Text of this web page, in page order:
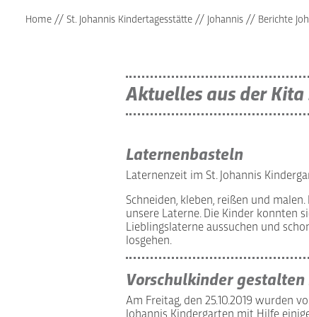
Home// St. Johannis Kindertagesstätte// Johannis// Berichte
Aktuelles aus der Kita
Laternenbasteln
Laternenzeit im St. Johannis
Schneiden, kleben, reißen und
unsere Laterne. Die Kinder konnten
Lieblingslaterne aussuchen und
losgehen.
Vorschulkinder gestalten
Am Freitag, den 25.10.2019 wurden